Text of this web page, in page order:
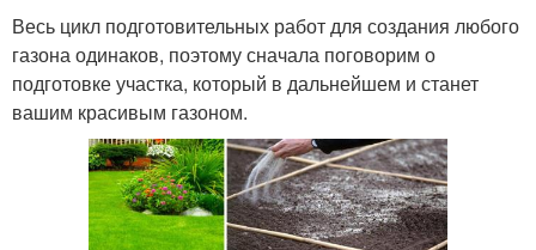
Весь цикл подготовительных работ для создания любого
газона одинаков, поэтому сначала поговорим о
подготовке участка, который в дальнейшем и станет
вашим красивым газоном.